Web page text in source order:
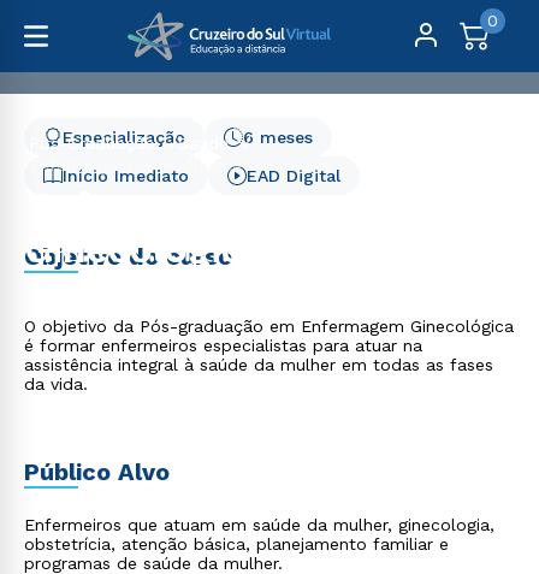
0
Pós-Graduação
Saúde
Enfermagem Ginecológica - 6 meses
Ginecológica - 6 meses
Início Imediato
6 meses
Especialização
EAD Digital
Objetivo do curso
O objetivo da Pós-graduação em Enfermagem Ginecológica
é formar enfermeiros especialistas para atuar na
assistência integral à saúde da mulher em todas as fases
da vida.
Público Alvo
Enfermeiros que atuam em saúde da mulher, ginecologia,
obstetrícia, atenção básica, planejamento familiar e
programas de saúde da mulher.